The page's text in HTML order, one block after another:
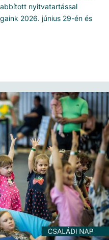
nyitvatartással
2026. június 29-én és